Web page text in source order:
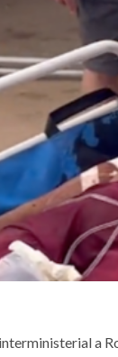
a